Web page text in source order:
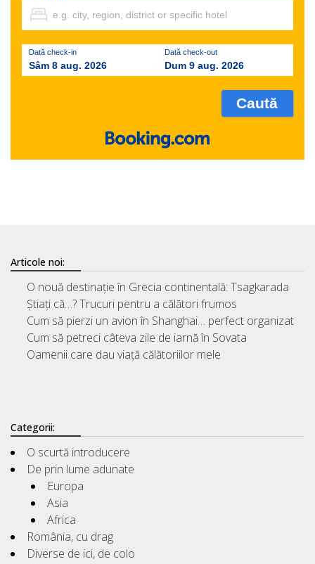
Dată check-in
Sâm 8 aug. 2026
Dată check-out
Dum 9 aug. 2026
Articole noi:
O nouă destinație în Grecia continentală: Tsagkarada
Știați că…? Trucuri pentru a călători frumos
Cum să pierzi un avion în Shanghai… perfect organizat
Cum să petreci câteva zile de iarnă în Sovata
Oamenii care dau viață călătoriilor mele
Categorii:
O scurtă introducere
De prin lume adunate
Europa
Asia
Africa
România, cu drag
Diverse de ici, de colo